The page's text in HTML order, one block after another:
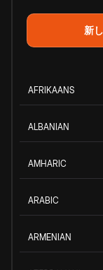
新
AFRIKAANS
ALBANIAN
AMHARIC
ARABIC
ARMENIAN